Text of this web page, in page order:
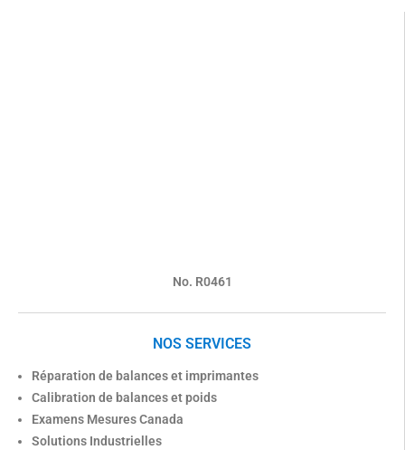
No. R0461
NOS SERVICES
Réparation de balances et imprimantes
Calibration de balances et poids
Examens Mesures Canada
Solutions Industrielles